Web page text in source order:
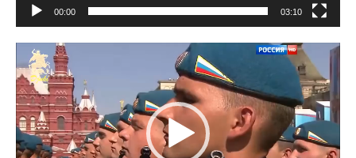
00:00 03:10
Lecteur
vidéo